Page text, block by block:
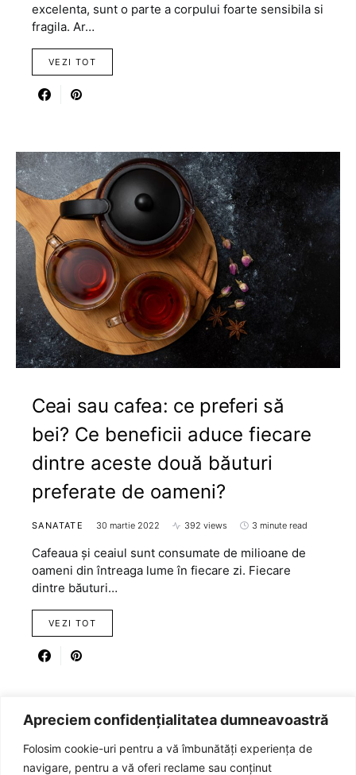
Apreciem confidențialitatea dumneavoastră
Folosim cookie-uri pentru a vă îmbunătăți experiența de
navigare, pentru a vă oferi reclame sau conținut
excelenta, sunt o parte a corpului foarte sensibila si
fragila. Ar…
VEZI TOT
Ceai sau cafea: ce preferi să
bei? Ce beneficii aduce fiecare
dintre aceste două băuturi
preferate de oameni?
SANATATE 30 martie 2022 392 views 3 minute read
Cafeaua și ceaiul sunt consumate de milioane de
oameni din întreaga lume în fiecare zi. Fiecare
dintre băuturi…
VEZI TOT
Paginație articole
2 … 4 Next